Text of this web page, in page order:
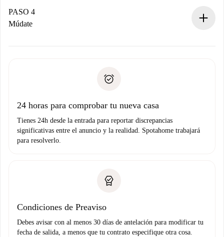
contacto con el propietario.
Si es rechazada: No te haremos ningún cargo y te
Prueba de solvencia
PASO 4
Múdate
no nos comunicas ningún problema.
24 horas para comprobar tu nueva casa
Tienes 24h desde la entrada para reportar discrepancias
significativas entre el anuncio y la realidad. Spotahome trabajará
para resolverlo.
Condiciones de Preaviso
Debes avisar con al menos 30 días de antelación para modificar tu
fecha de salida, a menos que tu contrato especifique otra cosa.